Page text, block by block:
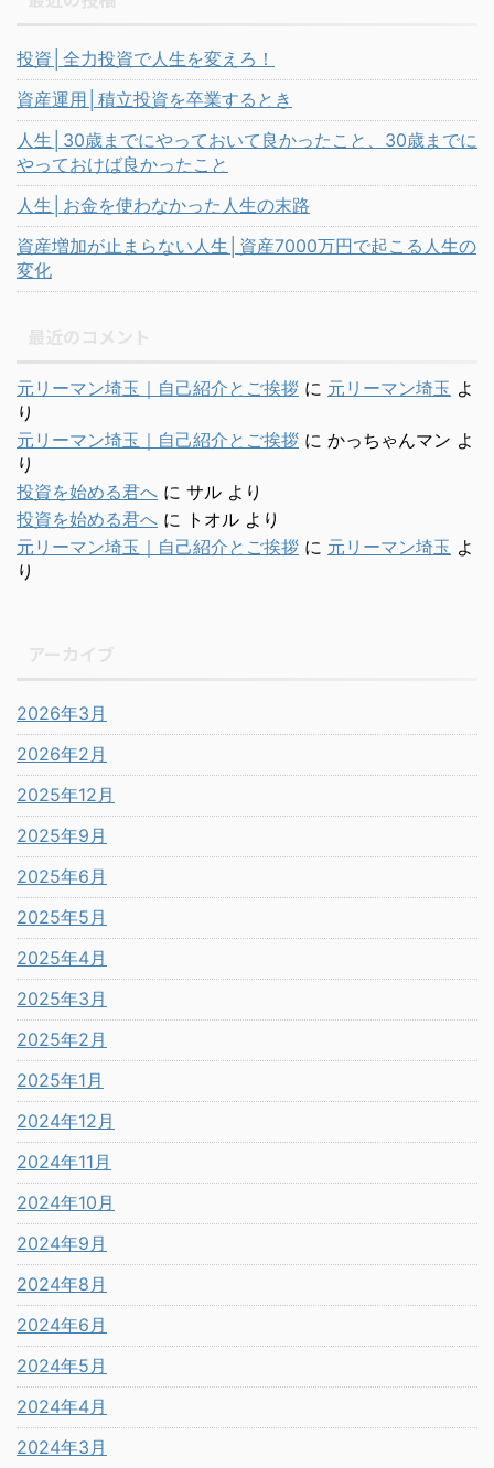
投資│全力投資で人生を変えろ！
資産運用│積立投資を卒業するとき
人生│30歳までにやっておいて良かったこと、30歳までに
やっておけば良かったこと
人生│お金を使わなかった人生の末路
資産増加が止まらない人生│資産7000万円で起こる人生の
変化
元リーマン埼玉｜自己紹介とご挨拶 に 元リーマン埼玉 よ
り
元リーマン埼玉｜自己紹介とご挨拶 に かっちゃんマン よ
り
投資を始める君へ に サル より
投資を始める君へ に トオル より
元リーマン埼玉｜自己紹介とご挨拶 に 元リーマン埼玉 よ
り
2026年3月
2026年2月
2025年12月
2025年9月
2025年6月
2025年5月
2025年4月
2025年3月
2025年2月
2025年1月
2024年12月
2024年11月
2024年10月
2024年9月
2024年8月
2024年6月
2024年5月
2024年4月
2024年3月